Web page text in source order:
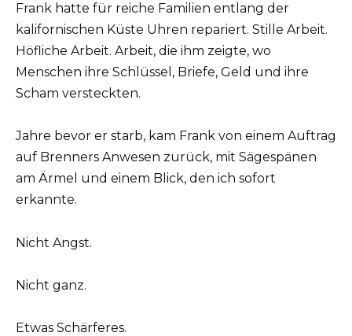
Frank hatte für reiche Familien entlang der
kalifornischen Küste Uhren repariert. Stille Arbeit.
Höfliche Arbeit. Arbeit, die ihm zeigte, wo
Menschen ihre Schlüssel, Briefe, Geld und ihre
Scham versteckten.
Jahre bevor er starb, kam Frank von einem Auftrag
auf Brenners Anwesen zurück, mit Sägespänen
am Ärmel und einem Blick, den ich sofort
erkannte.
Nicht Angst.
Nicht ganz.
Etwas Schärferes.